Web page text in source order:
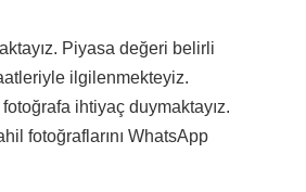
Piyasa değeri belirli
ilgilenmekteyiz.
ihtiyaç duymaktayız.
fotoğraflarını WhatsApp